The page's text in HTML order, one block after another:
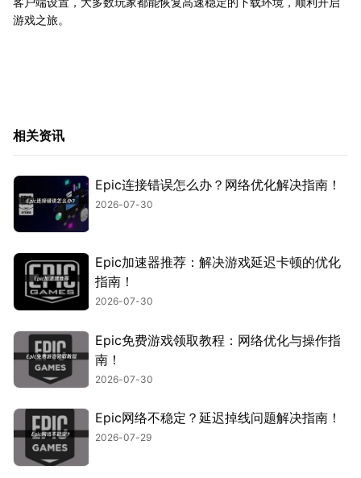
游戏之旅。
相关资讯
Epic连接错误怎么办？网络优化解决指南！
2026-07-30
Epic加速器推荐：解决游戏延迟卡顿的优化
指南！
2026-07-30
Epic免费游戏领取教程：网络优化与操作指
南！
2026-07-30
Epic网络不稳定？延迟掉线问题解决指南！
2026-07-29